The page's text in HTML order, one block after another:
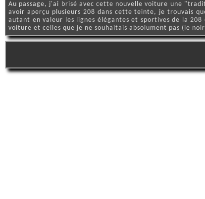
Au passage, j'ai brisé avec cette nouvelle voiture une
avoir aperçu plusieurs 208 dans cette teinte, je trouvais
autant en valeur les lignes élégantes et sportives de la
voiture et celles que je ne souhaitais absolument pas (le